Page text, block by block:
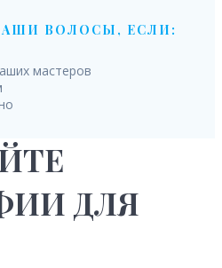
ВОЛОСЫ, ЕСЛИ:
мастеров
ДЛЯ